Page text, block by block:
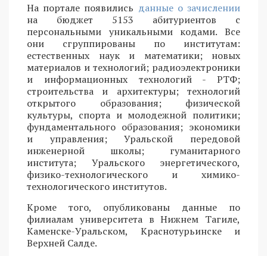
На портале появились данные о зачислении
на бюджет 5153 абитуриентов с
персональными уникальными кодами. Все
они сгруппированы по институтам:
естественных наук и математики; новых
материалов и технологий; радиоэлектроники
и информационных технологий - РТФ;
строительства и архитектуры; технологий
открытого образования; физической
культуры, спорта и молодежной политики;
фундаментального образования; экономики
и управления; Уральской передовой
инженерной школы; гуманитарного
института; Уральского энергетического,
физико-технологического и химико-
технологического институтов.
Кроме того, опубликованы данные по
филиалам университета в Нижнем Тагиле,
Каменске-Уральском, Краснотурьинске и
Верхней Салде.